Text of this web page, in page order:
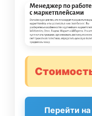
Перейти